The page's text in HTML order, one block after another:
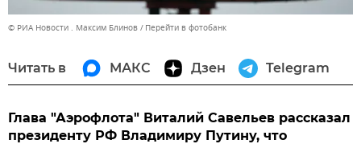
© РИА Новости . Максим Блинов Перейти в фотобанк
Читать в МАКС Дзен Telegram
Глава "Аэрофлота" Виталий Савельев рассказал
президенту РФ Владимиру Путину, что